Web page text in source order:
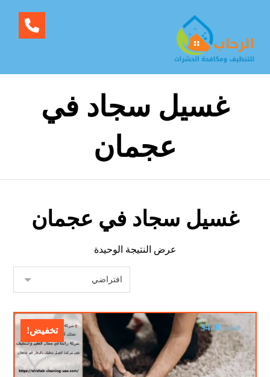
غسيل سجاد في
عجمان
غسيل سجاد في عجمان
عرض النتيجة الوحيدة
تخفيض! $6.00
$4.00